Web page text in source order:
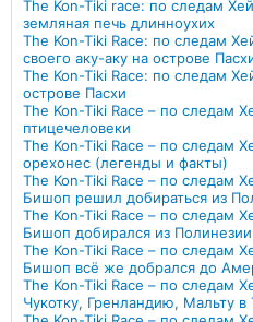
The Kon-Tiki race: по следам
земляная печь длинноухих
Тhe Kon-Tiki Race: по следам
своего аку-аку на острове
The Kon-Tiki Race: по следам
острове Пасхи
The Kon-Tiki Race – по следам
птицечеловеки
The Kon-Tiki Race – по следам
орехонес (легенды и факты)
The Kon-Tiki Race – по следам
Бишоп решил добираться из
The Kon-Tiki Race – по следам
Бишоп добирался из
The Kon-Tiki Race – по следам
Бишоп всё же добрался до
The Kon-Tiki Race – по следам
Чукотку, Гренландию, Мальту в